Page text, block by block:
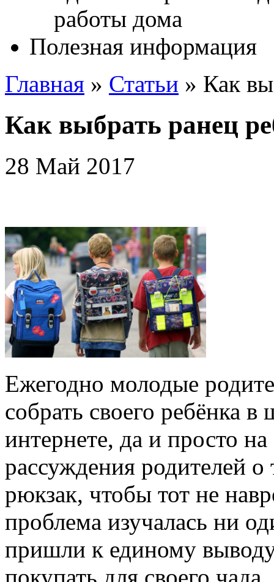
Полезная информация
Главная » Статьи » Как
Как выбрать ранец
28 Май 2017
Ежегодно молодые
собрать своего ребёнка
интернете, да и просто
рассуждения родителей
рюкзак, чтобы тот не
проблема изучалась ни
пришли к единому
покупать для своего